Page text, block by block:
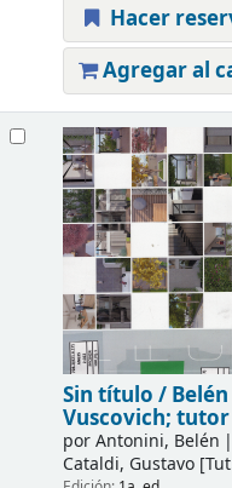
Hacer
Agregar al
Sin título /
Vuscovich;
porAntonini, Belén
Cataldi, Gustavo